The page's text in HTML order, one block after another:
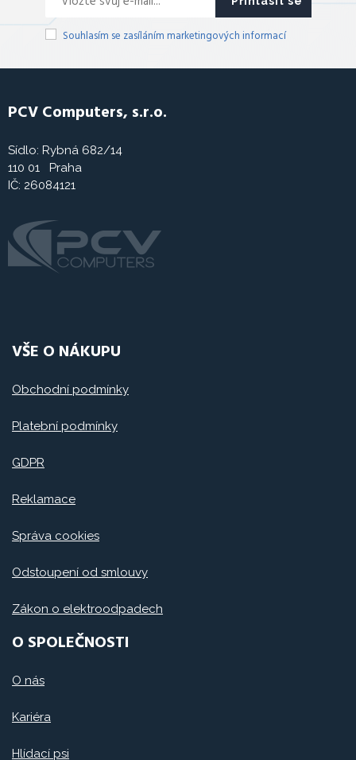
Souhlasím se zasíláním marketingových informací
PCV Computers, s.r.o.
Sídlo: Rybná 682/14
110 01 Praha
IČ: 26084121
VŠE O NÁKUPU
Obchodní podmínky
Platební podmínky
GDPR
Reklamace
Správa cookies
Odstoupení od smlouvy
Zákon o elektroodpadech
O SPOLEČNOSTI
O nás
Kariéra
Hlídací psi